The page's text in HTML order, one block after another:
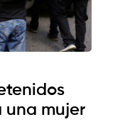
una mujer